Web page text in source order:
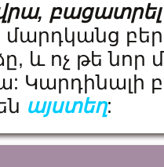
բացատրել
մարդկանց
և ոչ թե նոր
Կարդինալի
այստեղ: